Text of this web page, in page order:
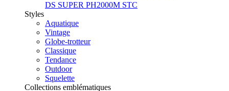
DS SUPER PH2000M STC
Styles
Aquatique
Vintage
Globe-trotteur
Classique
Tendance
Outdoor
Squelette
Collections emblématiques